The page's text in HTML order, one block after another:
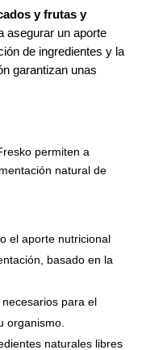
y frutas y
asegurar un aporte
de ingredientes y la
garantizan unas
permiten a
natural de
el aporte nutricional
basado en la
para el
organismo.
naturales libres